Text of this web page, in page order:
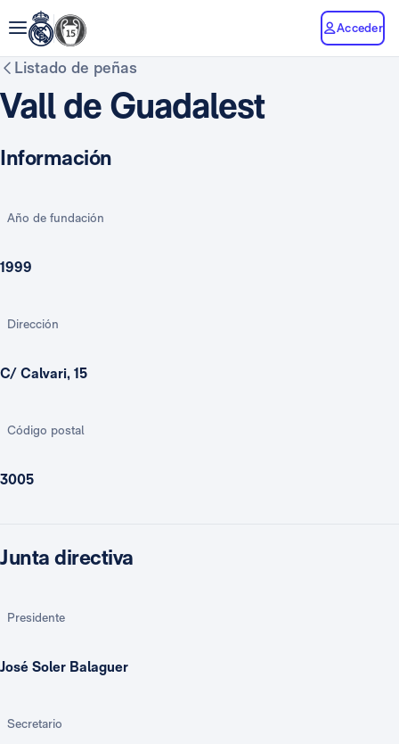
Acceder
Listado de peñas
Vall de Guadalest
Información
Año de fundación
1999
Dirección
C/ Calvari, 15
Código postal
3005
Junta directiva
Presidente
José Soler Balaguer
Secretario